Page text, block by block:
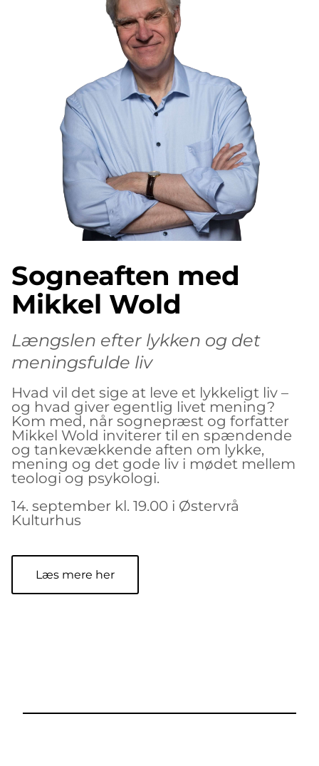
Sogneaften med
Mikkel Wold
Længslen efter lykken og det
meningsfulde liv
Hvad vil det sige at leve et lykkeligt liv –
og hvad giver egentlig livet mening?
Kom med, når sognepræst og forfatter
Mikkel Wold inviterer til en spændende
og tankevækkende aften om lykke,
mening og det gode liv i mødet mellem
teologi og psykologi.
14. september kl. 19.00 i Østervrå
Kulturhus
Læs mere her